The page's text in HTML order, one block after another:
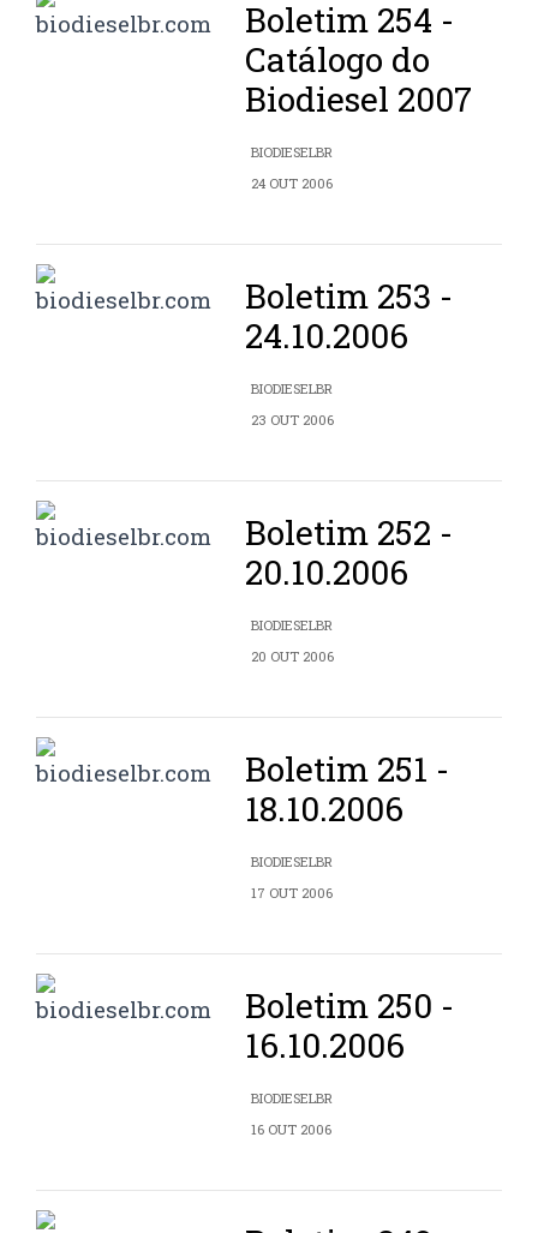
Boletim 254 -
Catálogo do
Biodiesel 2007
BIODIESELBR
24 OUT 2006
Boletim 253 -
24.10.2006
BIODIESELBR
23 OUT 2006
Boletim 252 -
20.10.2006
BIODIESELBR
20 OUT 2006
Boletim 251 -
18.10.2006
BIODIESELBR
17 OUT 2006
Boletim 250 -
16.10.2006
BIODIESELBR
16 OUT 2006